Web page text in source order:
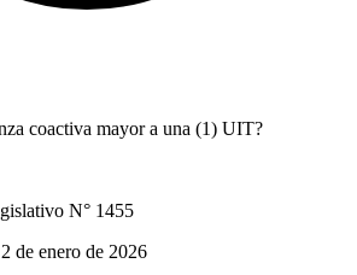
coactiva mayor a una (1) UIT?
N° 1455
2 de enero de 2026